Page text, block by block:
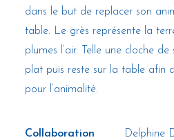
dans le but de replacer son
table. Le grès représente la
plumes l’air. Telle une cloche
plat puis reste sur la table afin
pour l’animalité.
Collaboration
Delphine